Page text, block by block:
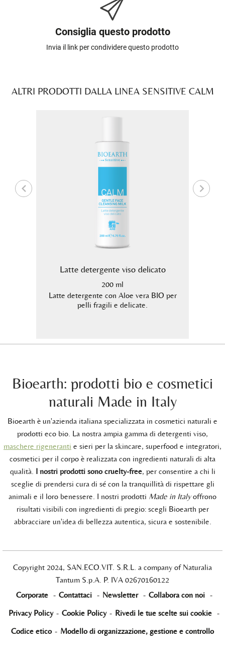
Consiglia questo prodotto
Invia il link per condividere questo prodotto
ALTRI PRODOTTI DALLA LINEA SENSITIVE CALM
Latte detergente viso delicato
200 ml
Latte detergente con Aloe vera BIO per
pelli fragili e delicate.
Bioearth: prodotti bio e cosmetici
naturali Made in Italy
Bioearth è un'azienda italiana specializzata in cosmetici naturali e
prodotti eco bio. La nostra ampia gamma di detergenti viso,
maschere rigeneranti e sieri per la skincare, superfood e integratori,
cosmetici per il corpo è realizzata con ingredienti naturali di alta
qualità. I nostri prodotti sono cruelty-free, per consentire a chi li
sceglie di prendersi cura di sé con la tranquillità di rispettare gli
animali e il loro benessere. I nostri prodotti Made in Italyoffrono
risultati visibili con ingredienti di pregio: scegli Bioearth per
abbracciare un'idea di bellezza autentica, sicura e sostenibile.
Copyright 2024, SAN.ECO.VIT. S.R.L. a company of Naturalia
Tantum S.p.A. P. IVA 02670160122
Corporate - Contattaci - Newsletter - Collabora con noi -
Privacy Policy - Cookie Policy - Rivedi le tue scelte sui cookie -
Codice etico - Modello di organizzazione, gestione e controllo